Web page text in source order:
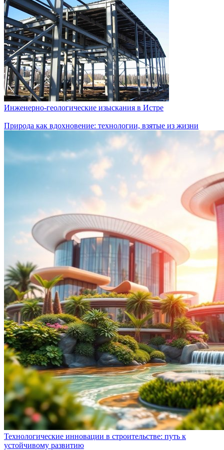
Инженерно-геологические изыскания в Истре
Природа как вдохновение: технологии, взятые из жизни
Технологические инновации в строительстве: путь к
устойчивому развитию